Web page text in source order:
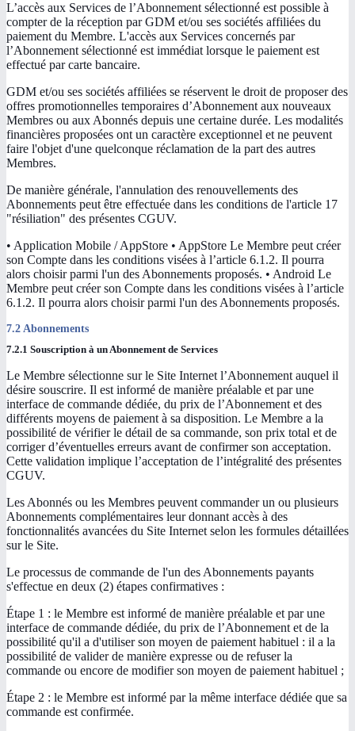
L’accès aux Services de l’Abonnement sélectionné est possible à
compter de la réception par GDM et/ou ses sociétés affiliées du
paiement du Membre. L'accès aux Services concernés par
l’Abonnement sélectionné est immédiat lorsque le paiement est
effectué par carte bancaire.
GDM et/ou ses sociétés affiliées se réservent le droit de proposer des
offres promotionnelles temporaires d’Abonnement aux nouveaux
Membres ou aux Abonnés depuis une certaine durée. Les modalités
financières proposées ont un caractère exceptionnel et ne peuvent
faire l'objet d'une quelconque réclamation de la part des autres
Membres.
De manière générale, l'annulation des renouvellements des
Abonnements peut être effectuée dans les conditions de l'article 17
"résiliation" des présentes CGUV.
• Application Mobile / AppStore • AppStore Le Membre peut créer
son Compte dans les conditions visées à l’article 6.1.2. Il pourra
alors choisir parmi l'un des Abonnements proposés. • Android Le
Membre peut créer son Compte dans les conditions visées à l’article
6.1.2. Il pourra alors choisir parmi l'un des Abonnements proposés.
7.2 Abonnements
7.2.1 Souscription à un Abonnement de Services
Le Membre sélectionne sur le Site Internet l’Abonnement auquel il
désire souscrire. Il est informé de manière préalable et par une
interface de commande dédiée, du prix de l’Abonnement et des
différents moyens de paiement à sa disposition. Le Membre a la
possibilité de vérifier le détail de sa commande, son prix total et de
corriger d’éventuelles erreurs avant de confirmer son acceptation.
Cette validation implique l’acceptation de l’intégralité des présentes
CGUV.
Les Abonnés ou les Membres peuvent commander un ou plusieurs
Abonnements complémentaires leur donnant accès à des
fonctionnalités avancées du Site Internet selon les formules détaillées
sur le Site.
Le processus de commande de l'un des Abonnements payants
s'effectue en deux (2) étapes confirmatives :
Étape 1 : le Membre est informé de manière préalable et par une
interface de commande dédiée, du prix de l’Abonnement et de la
possibilité qu'il a d'utiliser son moyen de paiement habituel : il a la
possibilité de valider de manière expresse ou de refuser la
commande ou encore de modifier son moyen de paiement habituel ;
Étape 2 : le Membre est informé par la même interface dédiée que sa
commande est confirmée.